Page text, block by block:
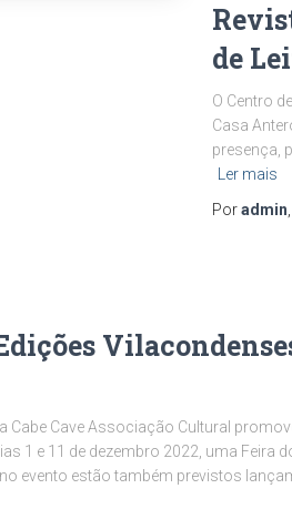
de
O Centro
Casa
presença,
Ler mais
Poradmin
Cabe Cave Associação Cultural
1 e 11 de dezembro 2022, uma Feira
evento estão também previstos